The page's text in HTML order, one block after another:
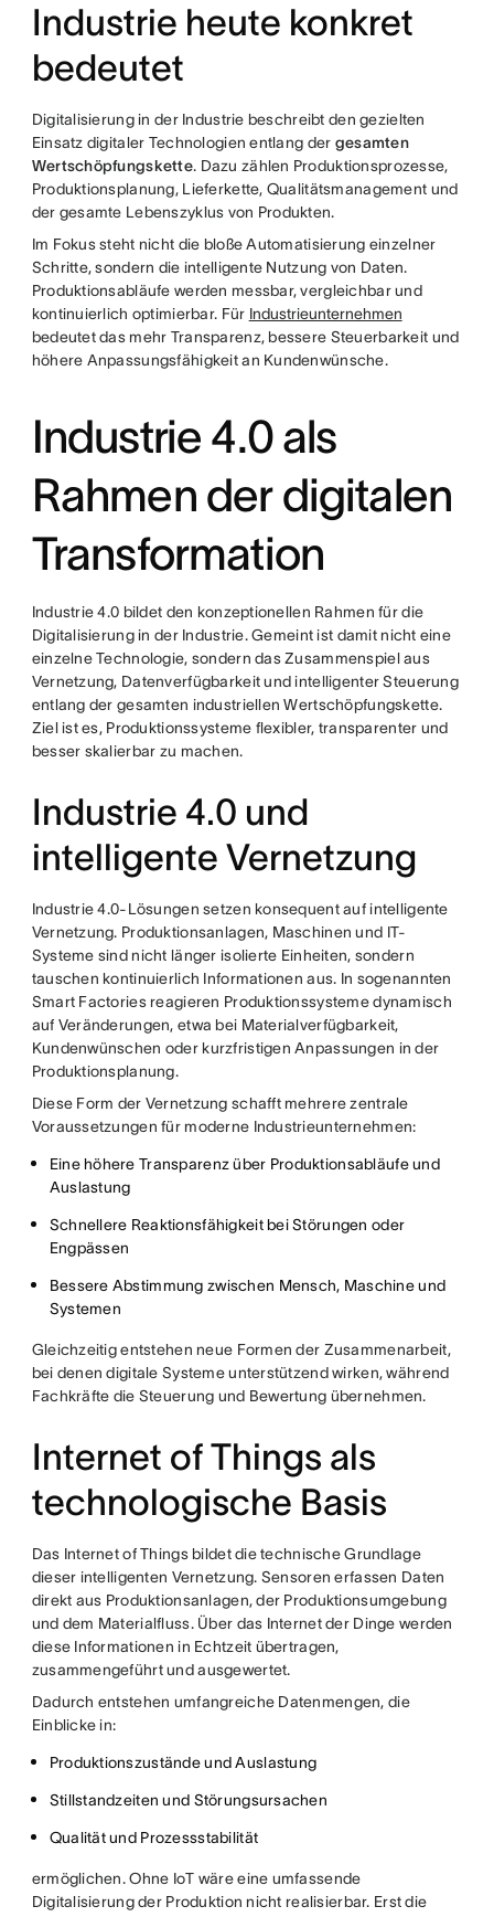
Industrie heute konkret
bedeutet
Digitalisierung in der Industrie beschreibt den gezielten
Einsatz digitaler Technologien entlang der gesamten
Wertschöpfungskette. Dazu zählen Produktionsprozesse,
Produktionsplanung, Lieferkette, Qualitätsmanagement und
der gesamte Lebenszyklus von Produkten.
Im Fokus steht nicht die bloße Automatisierung einzelner
Schritte, sondern die intelligente Nutzung von Daten.
Produktionsabläufe werden messbar, vergleichbar und
kontinuierlich optimierbar. Für Industrieunternehmen
bedeutet das mehr Transparenz, bessere Steuerbarkeit und
höhere Anpassungsfähigkeit an Kundenwünsche.
Industrie 4.0 als
Rahmen der digitalen
Transformation
Industrie 4.0 bildet den konzeptionellen Rahmen für die
Digitalisierung in der Industrie. Gemeint ist damit nicht eine
einzelne Technologie, sondern das Zusammenspiel aus
Vernetzung, Datenverfügbarkeit und intelligenter Steuerung
entlang der gesamten industriellen Wertschöpfungskette.
Ziel ist es, Produktionssysteme flexibler, transparenter und
besser skalierbar zu machen.
Industrie 4.0 und
intelligente Vernetzung
Industrie 4.0-Lösungen setzen konsequent auf intelligente
Vernetzung. Produktionsanlagen, Maschinen und IT-
Systeme sind nicht länger isolierte Einheiten, sondern
tauschen kontinuierlich Informationen aus. In sogenannten
Smart Factories reagieren Produktionssysteme dynamisch
auf Veränderungen, etwa bei Materialverfügbarkeit,
Kundenwünschen oder kurzfristigen Anpassungen in der
Produktionsplanung.
Diese Form der Vernetzung schafft mehrere zentrale
Voraussetzungen für moderne Industrieunternehmen:
Eine höhere Transparenz über Produktionsabläufe und
Auslastung
Schnellere Reaktionsfähigkeit bei Störungen oder
Engpässen
Bessere Abstimmung zwischen Mensch, Maschine und
Systemen
Gleichzeitig entstehen neue Formen der Zusammenarbeit,
bei denen digitale Systeme unterstützend wirken, während
Fachkräfte die Steuerung und Bewertung übernehmen.
Internet of Things als
technologische Basis
Das Internet of Things bildet die technische Grundlage
dieser intelligenten Vernetzung. Sensoren erfassen Daten
direkt aus Produktionsanlagen, der Produktionsumgebung
und dem Materialfluss. Über das Internet der Dinge werden
diese Informationen in Echtzeit übertragen,
zusammengeführt und ausgewertet.
Dadurch entstehen umfangreiche Datenmengen, die
Einblicke in:
Produktionszustände und Auslastung
Stillstandzeiten und Störungsursachen
Qualität und Prozessstabilität
ermöglichen. Ohne IoT wäre eine umfassende
Digitalisierung der Produktion nicht realisierbar. Erst die